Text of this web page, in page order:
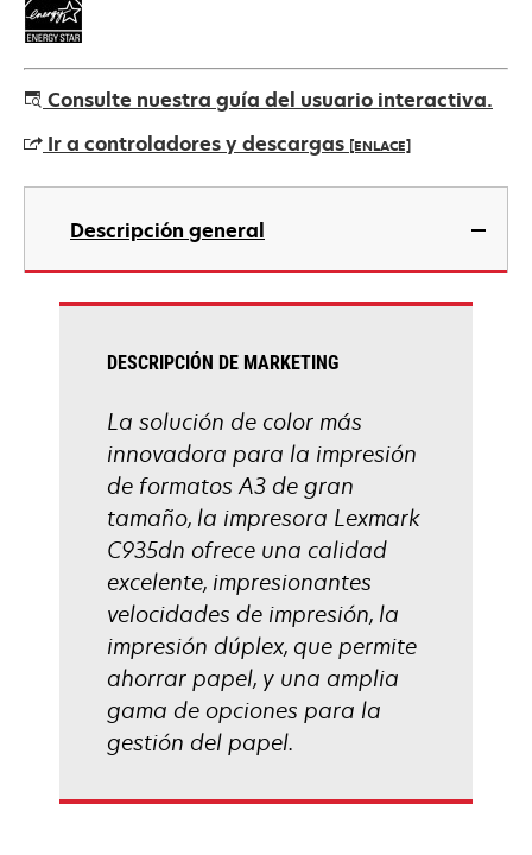
Consulte nuestra guía del usuario interactiva.
Ir a controladores y descargas [ENLACE]
se
una
pestaña
Descripción general
DESCRIPCIÓN DE MARKETING
La solución de color más
innovadora para la impresión
de formatos A3 de gran
tamaño, la impresora Lexmark
C935dn ofrece una calidad
excelente, impresionantes
velocidades de impresión, la
impresión dúplex, que permite
ahorrar papel, y una amplia
gama de opciones para la
gestión del papel.